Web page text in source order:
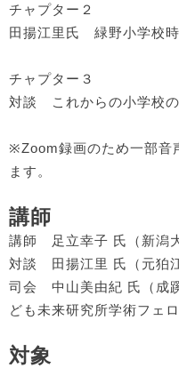
チャプター２
田揚江里氏 緑野小学校
チャプター３
対談 これからの小学校
※Zoom録画のため一部音
ます。
講師
講師 足立幸子 氏（新潟
対談 田揚江里 氏（元狛
司会 中山美由紀 氏（成
ども未来研究所学術フェ
対象